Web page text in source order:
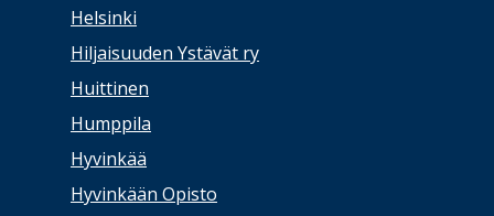
Helsinki
Hiljaisuuden Ystävät ry
Huittinen
Humppila
Hyvinkää
Hyvinkään Opisto